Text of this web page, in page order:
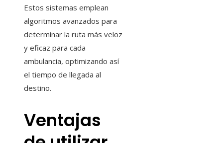
Estos sistemas emplean
algoritmos avanzados para
determinar la ruta más veloz
y eficaz para cada
ambulancia, optimizando así
el tiempo de llegada al
destino.
Ventajas